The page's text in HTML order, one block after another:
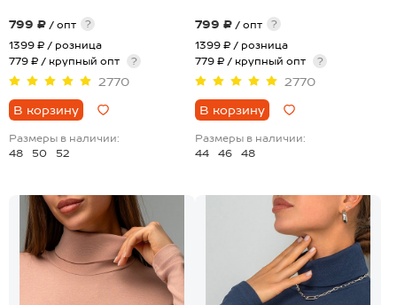
799 ₽ / опт
?
1399 ₽ / розница
779 ₽ / крупный опт
?
2770
В корзину
Размеры в наличии:
48
50 52
799 ₽ / опт
?
1399 ₽ / розница
779 ₽ / крупный опт
?
2770
В корзину
Размеры в наличии:
44
46 48